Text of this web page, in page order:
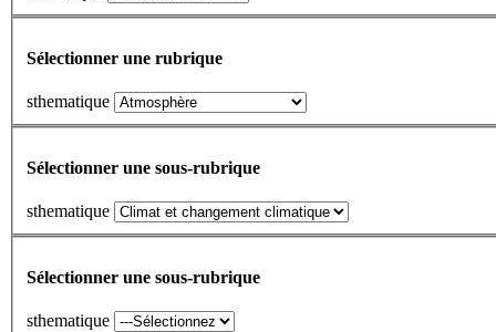
Sélectionner une rubrique
sthematique
Sélectionner une sous-rubrique
sthematique
Sélectionner une sous-rubrique
sthematique